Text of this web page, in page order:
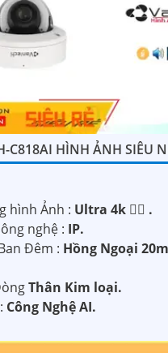
C818AI HÌNH ẢNH SIÊU
hình Ảnh : Ultra 4k 👍🏾 .
nghệ : IP.
Đêm : Hồng Ngoại
Thân Kim loại.
Công Nghệ AI.